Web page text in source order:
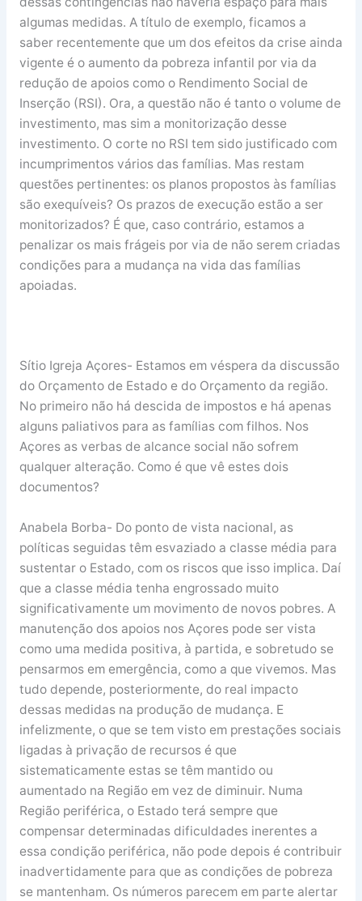
algumas medidas. A título de exemplo, ficamos a
saber recentemente que um dos efeitos da crise ainda
vigente é o aumento da pobreza infantil por via da
redução de apoios como o Rendimento Social de
Inserção (RSI). Ora, a questão não é tanto o volume de
investimento, mas sim a monitorização desse
investimento. O corte no RSI tem sido justificado com
incumprimentos vários das famílias. Mas restam
questões pertinentes: os planos propostos às famílias
são exequíveis? Os prazos de execução estão a ser
monitorizados? É que, caso contrário, estamos a
penalizar os mais frágeis por via de não serem criadas
condições para a mudança na vida das famílias
apoiadas.
Sítio Igreja Açores- Estamos em véspera da discussão
do Orçamento de Estado e do Orçamento da região.
No primeiro não há descida de impostos e há apenas
alguns paliativos para as famílias com filhos. Nos
Açores as verbas de alcance social não sofrem
qualquer alteração. Como é que vê estes dois
documentos?
Anabela Borba- Do ponto de vista nacional, as
políticas seguidas têm esvaziado a classe média para
sustentar o Estado, com os riscos que isso implica. Daí
que a classe média tenha engrossado muito
significativamente um movimento de novos pobres. A
manutenção dos apoios nos Açores pode ser vista
como uma medida positiva, à partida, e sobretudo se
pensarmos em emergência, como a que vivemos. Mas
tudo depende, posteriormente, do real impacto
dessas medidas na produção de mudança. E
infelizmente, o que se tem visto em prestações sociais
ligadas à privação de recursos é que
sistematicamente estas se têm mantido ou
aumentado na Região em vez de diminuir. Numa
Região periférica, o Estado terá sempre que
compensar determinadas dificuldades inerentes a
essa condição periférica, não pode depois é contribuir
inadvertidamente para que as condições de pobreza
se mantenham. Os números parecem em parte alertar